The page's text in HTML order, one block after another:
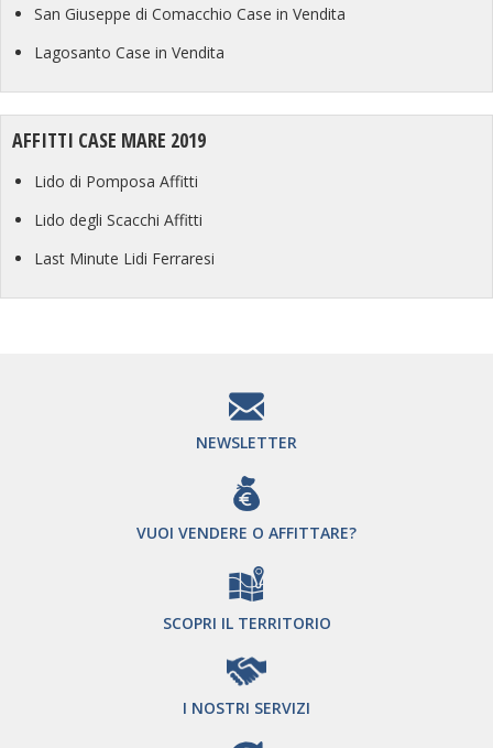
Se anche tu sei interessato adaffittare oacquistare
Riviera Adriaticati consigliamo di
dettagli, chiarimenti e delucidazioni di qualsiasi genere. Per ottenere
vai alla pagina del form di contatto
richiesta informazioni e attendi qualche breve istante la chiamata
Agenzia Immobiliare Mazzini
San Giuseppe di Comacchio Case in Vendita
Lagosanto Case in Vendita
AFFITTI CASE MARE 2019
Lido di Pomposa Affitti
Lido degli Scacchi Affitti
Last Minute Lidi Ferraresi
NEWSLETTER
VUOI VENDERE O AFFITTARE?
SCOPRI IL TERRITORIO
I NOSTRI SERVIZI